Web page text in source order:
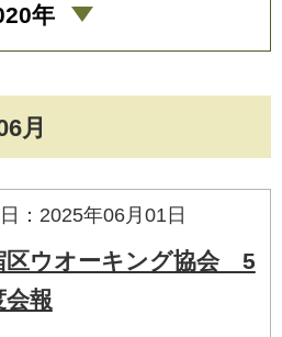
月
：2025年06月01日
区ウオーキング協会 5
会報
年